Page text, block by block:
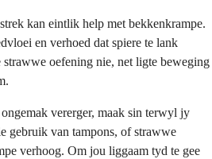
kan eintlik help met bekkenkrampe.
en verhoed dat spiere te lank
strawwe oefening nie, net ligte beweging
vererger, maak sin terwyl jy
gebruik van tampons, of strawwe
verhoog. Om jou liggaam tyd te gee